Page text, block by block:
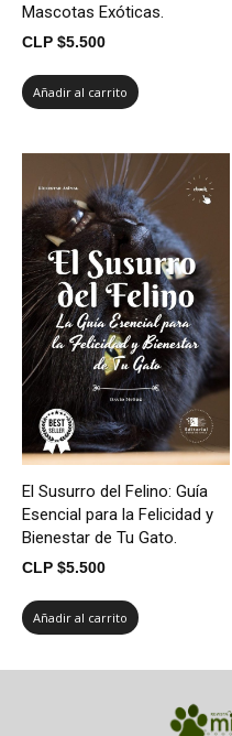
Mascotas Exóticas.
CLP $5.500
Añadir al carrito
El Susurro del Felino: Guía
Esencial para la Felicidad y
Bienestar de Tu Gato.
CLP $5.500
Añadir al carrito